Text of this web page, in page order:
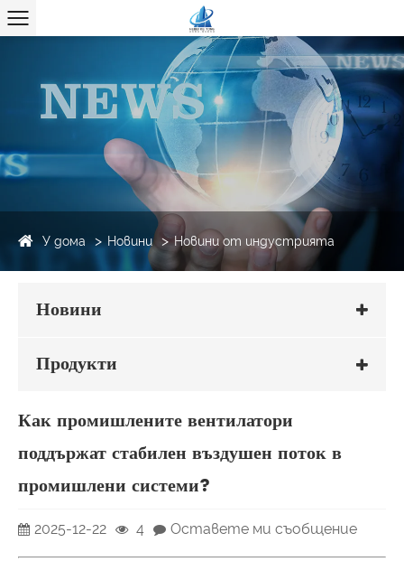
У дома Новини Новини от индустрията
Новини
Продукти
Как промишлените вентилатори
поддържат стабилен въздушен поток в
промишлени системи?
2025-12-22 4 Оставете ми съобщение